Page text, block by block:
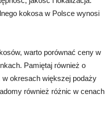
kokosa w Polsce wynosi
warto porównać ceny w
Pamiętaj również o
okresach większej podaży
również różnic w cenach